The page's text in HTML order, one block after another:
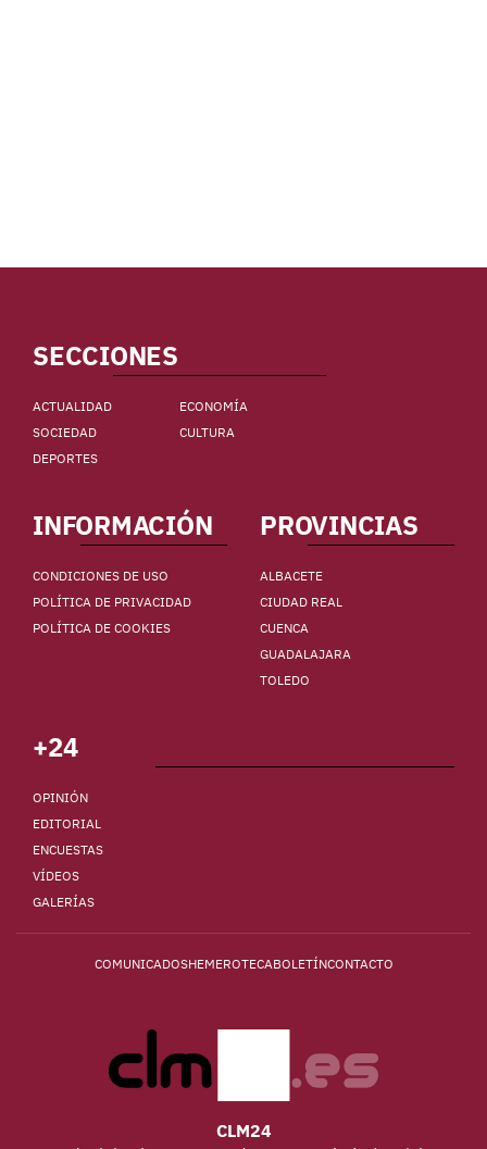
SECCIONES
ACTUALIDAD
ECONOMÍA
SOCIEDAD
CULTURA
DEPORTES
INFORMACIÓN
CONDICIONES DE USO
POLÍTICA DE PRIVACIDAD
POLÍTICA DE COOKIES
PROVINCIAS
ALBACETE
CIUDAD REAL
CUENCA
GUADALAJARA
TOLEDO
+24
OPINIÓN
EDITORIAL
ENCUESTAS
VÍDEOS
GALERÍAS
COMUNICADOSHEMEROTECABOLETÍNCONTACTO
CLM24